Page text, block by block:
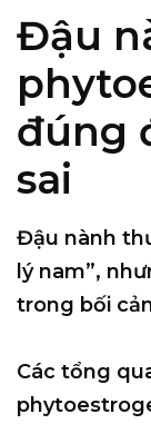
Đậu
đúng
sai
Đậu nành
lý nam”,
trong bối
Các tổng